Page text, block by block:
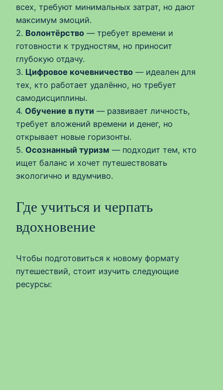
всех, требуют минимальных затрат, но дают
максимум эмоций.
2. Волонтёрство — требует времени и
готовности к трудностям, но приносит
глубокую отдачу.
3. Цифровое кочевничество — идеален для
тех, кто работает удалённо, но требует
самодисциплины.
4. Обучение в пути — развивает личность,
требует вложений времени и денег, но
открывает новые горизонты.
5. Осознанный туризм — подходит тем, кто
ищет баланс и хочет путешествовать
экологично и вдумчиво.
Где учиться и черпать
вдохновение
Чтобы подготовиться к новому формату
путешествий, стоит изучить следующие
ресурсы: